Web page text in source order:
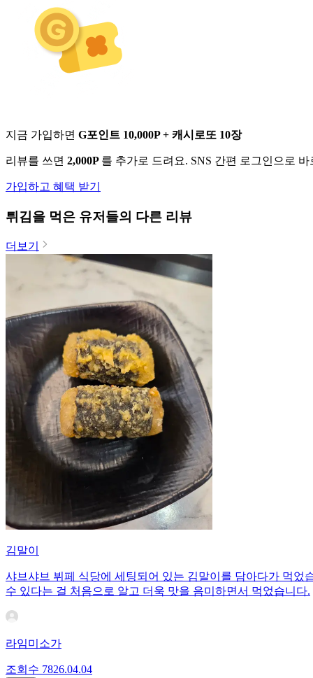
지금 가입하면 G포인트 10,000P + 캐시로또 10장
리뷰를 쓰면 2,000P 를 추가로 드려요. SNS 간편 로그인으로
가입하고 혜택 받기
튀김을 먹은 유저들의 다른 리뷰
더보기
김말이
샤브샤브 뷔페 식당에 세팅되어 있는 김말이를 담아다가 먹
수 있다는 걸 처음으로 알고 더욱 맛을 음미하면서 먹었습니다.
라임미소가
조회수 7826.04.04